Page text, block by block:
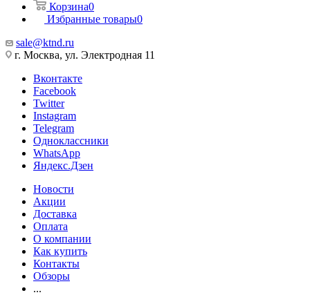
Корзина0
Избранные товары0
sale@ktnd.ru
г. Москва, ул. Электродная 11
Вконтакте
Facebook
Twitter
Instagram
Telegram
Одноклассники
WhatsApp
Яндекс.Дзен
Новости
Акции
Доставка
Оплата
О компании
Как купить
Контакты
Обзоры
...